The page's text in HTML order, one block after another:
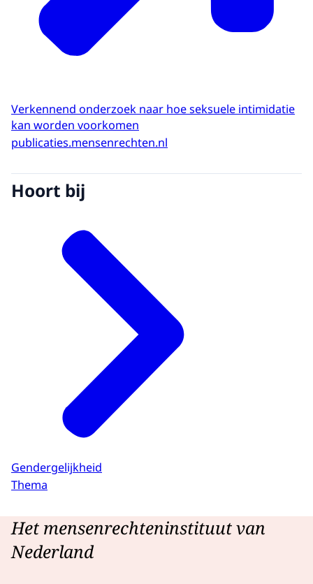
Verkennend onderzoek naar hoe seksuele intimidatie
kan worden voorkomen
publicaties.mensenrechten.nl
Hoort bij
Gendergelijkheid
Thema
Het mensenrechteninstituut van
Nederland